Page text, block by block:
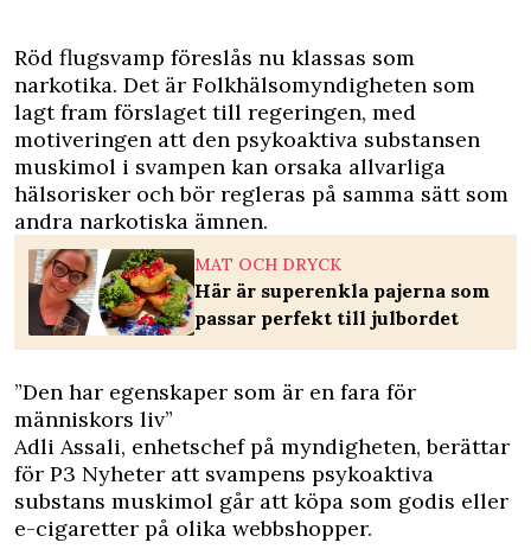
Röd flugsvamp föreslås nu klassas som
narkotika. Det är Folkhälsomyndigheten som
lagt fram förslaget till regeringen, med
motiveringen att den psykoaktiva substansen
muskimol i svampen kan orsaka allvarliga
hälsorisker och bör regleras på samma sätt som
andra narkotiska ämnen.
MAT OCH DRYCK
Här är superenkla pajerna som
passar perfekt till julbordet
”Den har egenskaper som är en fara för
människors liv”
Adli Assali, enhetschef på myndigheten, berättar
för P3 Nyheter att svampens psykoaktiva
substans muskimol går att köpa som godis eller
e-cigaretter på olika webbshopper.